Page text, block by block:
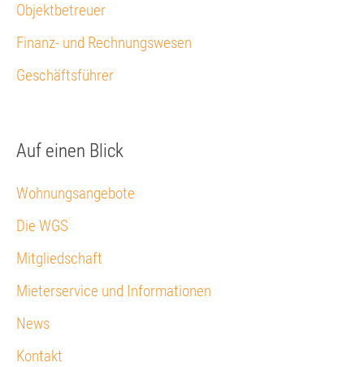
Objektbetreuer
Finanz- und Rechnungswesen
Geschäftsführer
Auf einen Blick
Wohnungsangebote
Die WGS
Mitgliedschaft
Mieterservice und Informationen
News
Kontakt